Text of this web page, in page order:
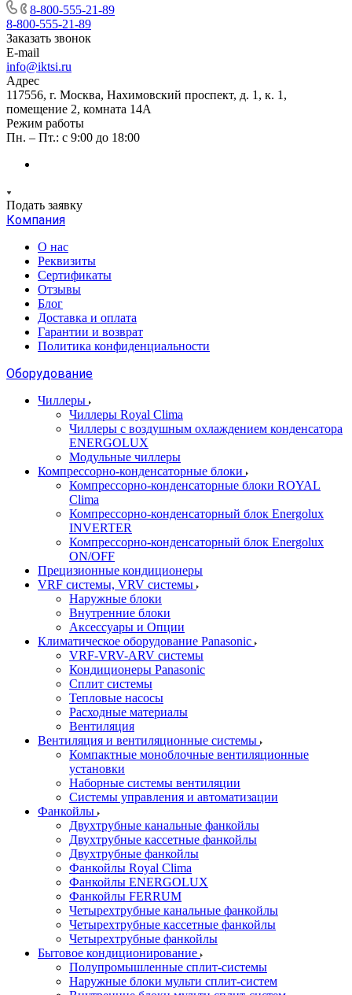
8-800-555-21-89
8-800-555-21-89
Заказать звонок
E-mail
info@iktsi.ru
Адрес
117556, г. Москва, Нахимовский проспект, д. 1, к. 1,
помещение 2, комната 14А
Режим работы
Пн. – Пт.: с 9:00 до 18:00
Подать заявку
Компания
О нас
Реквизиты
Сертификаты
Отзывы
Блог
Доставка и оплата
Гарантии и возврат
Политика конфиденциальности
Оборудование
Чиллеры
Чиллеры Royal Clima
Чиллеры с воздушным охлаждением конденсатора
ENERGOLUX
Модульные чиллеры
Компрессорно-конденсаторные блоки
Компрессорно-конденсаторные блоки ROYAL
Clima
Компрессорно-конденсаторный блок Energolux
INVERTER
Компрессорно-конденсаторный блок Energolux
ON/OFF
Прецизионные кондиционеры
VRF системы, VRV системы
Наружные блоки
Внутренние блоки
Аксессуары и Опции
Климатическое оборудование Panasonic
VRF-VRV-ARV системы
Кондиционеры Panasonic
Сплит системы
Тепловые насосы
Расходные материалы
Вентиляция
Вентиляция и вентиляционные системы
Компактные моноблочные вентиляционные
установки
Наборные системы вентиляции
Системы управления и автоматизации
Фанкойлы
Двухтрубные канальные фанкойлы
Двухтрубные кассетные фанкойлы
Двухтрубные фанкойлы
Фанкойлы Royal Clima
Фанкойлы ENERGOLUX
Фанкойлы FERRUM
Четырехтрубные канальные фанкойлы
Четырехтрубные кассетные фанкойлы
Четырехтрубные фанкойлы
Бытовое кондиционирование
Полупромышленные сплит-системы
Наружные блоки мульти сплит-систем